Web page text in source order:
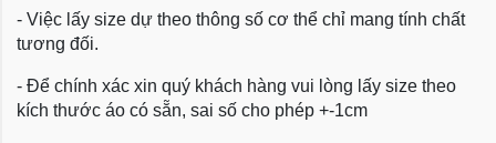
- Việc lấy size dự theo thông số cơ thể chỉ mang tính chất
tương đối.
- Để chính xác xin quý khách hàng vui lòng lấy size theo
kích thước áo có sẵn, sai số cho phép +-1cm